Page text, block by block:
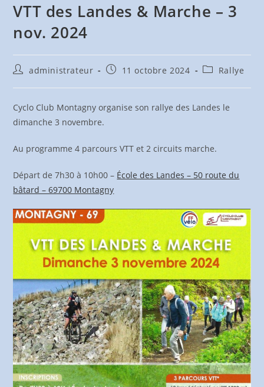
VTT des Landes & Marche – 3
nov. 2024
Auteur/autrice
la
publication :
administrateur
Publication
11 octobre 2024
PostRallye
Cyclo Club Montagny organise son rallye des Landes le
dimanche 3 novembre.
Au programme 4 parcours VTT et 2 circuits marche.
Départ de 7h30 à 10h00 – École des Landes – 50 route du
bâtard – 69700 Montagny